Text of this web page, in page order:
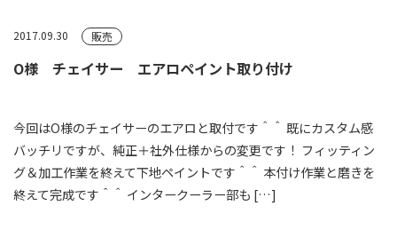
2017.09.30 販売
O様 チェイサー エアロペイント取り付け
今回はO様のチェイサーのエアロと取付です＾＾ 既にカスタム感
バッチリですが、純正＋社外仕様からの変更です！ フィッティン
グ＆加工作業を終えて下地ペイントです＾＾ 本付け作業と磨きを
終えて完成です＾＾ インタークーラー部も […]